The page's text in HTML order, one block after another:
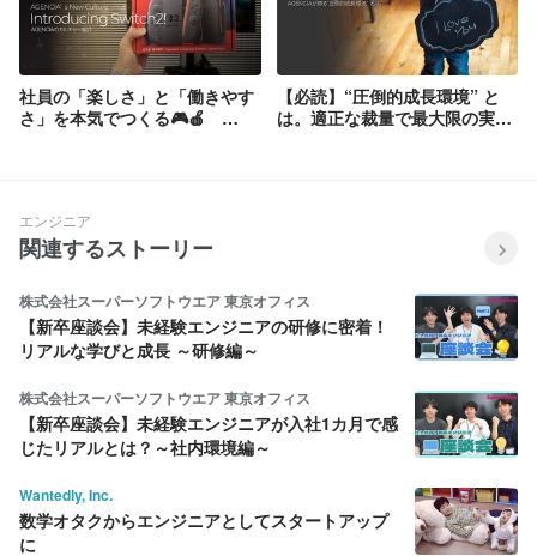
社員の「楽しさ」と「働きやす
さ」を本気でつくる🎮🍎
【必読】“圧倒的成長環境” と
は。適正な裁量で最大限の実力
エンジニア
関連するストーリー
株式会社スーパーソフトウエア 東京オフィス
【新卒座談会】未経験エンジニアの研修に密着！
リアルな学びと成長 ～研修編～
株式会社スーパーソフトウエア 東京オフィス
【新卒座談会】未経験エンジニアが入社1カ月で感
じたリアルとは？～社内環境編～
Wantedly, Inc.
数学オタクからエンジニアとしてスタートアップ
に